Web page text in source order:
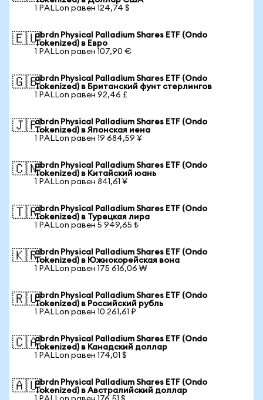
1 PALLon равен 124,74 $
🇪🇺abrdn Physical Palladium Shares ETF (Ondo
Tokenized) в Евро
1 PALLon равен 107,90 €
🇬🇧abrdn Physical Palladium Shares ETF (Ondo
Tokenized) в Британский фунт стерлингов
1 PALLon равен 92,46 £
🇯🇵abrdn Physical Palladium Shares ETF (Ondo
Tokenized) в Японская иена
1 PALLon равен 19 684,59 ¥
🇨🇳abrdn Physical Palladium Shares ETF (Ondo
Tokenized) в Китайский юань
1 PALLon равен 841,61 ¥
🇹🇷abrdn Physical Palladium Shares ETF (Ondo
Tokenized) в Турецкая лира
1 PALLon равен 5 949,65 ₺
🇰🇷abrdn Physical Palladium Shares ETF (Ondo
Tokenized) в Южнокорейская вона
1 PALLon равен 175 616,06 ₩
🇷🇺abrdn Physical Palladium Shares ETF (Ondo
Tokenized) в Российский рубль
1 PALLon равен 10 261,61 ₽
🇨🇦abrdn Physical Palladium Shares ETF (Ondo
Tokenized) в Канадский доллар
1 PALLon равен 174,01 $
🇦🇺abrdn Physical Palladium Shares ETF (Ondo
Tokenized) в Австралийский доллар